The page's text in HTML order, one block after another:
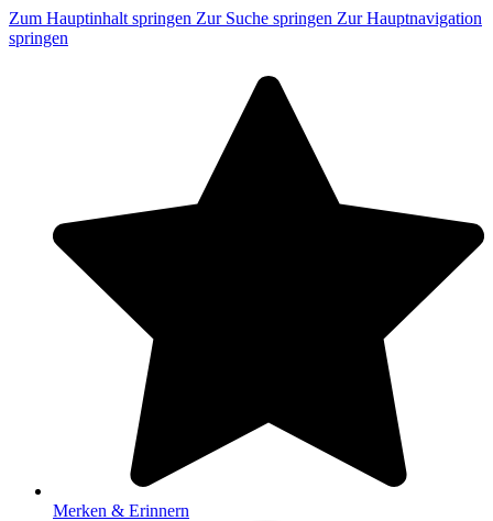
Zum Hauptinhalt springen Zur Suche springen Zur Hauptnavigation
springen
Merken & Erinnern